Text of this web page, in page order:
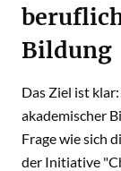
Bildung
Das Ziel ist
akademischer
Frage wie sich
der Initiative